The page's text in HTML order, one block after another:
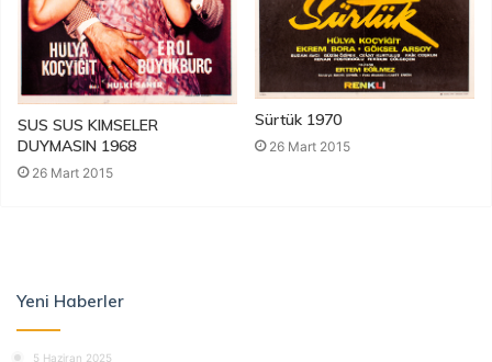
SUS SUS KIMSELER
DUYMASIN 1968
26 Mart 2015
Sürtük 1970
26 Mart 2015
Yeni Haberler
5 Haziran 2025